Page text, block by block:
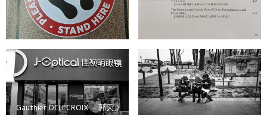
(Gauthier DELECROIX – 郭天,